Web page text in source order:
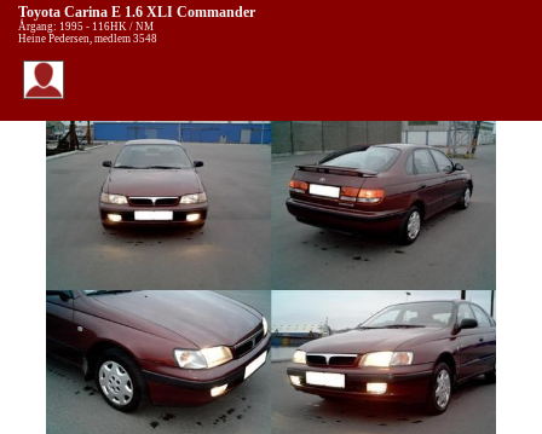
Toyota Carina E 1.6 XLI Commander
Årgang: 1995 - 116HK / NM
Heine Pedersen, medlem 3548